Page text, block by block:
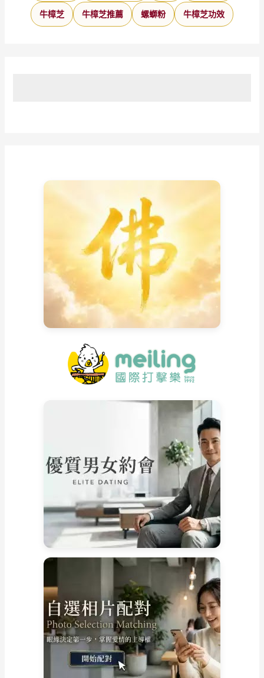
牛樟芝 牛樟芝推薦 螺螄粉 牛樟芝功效